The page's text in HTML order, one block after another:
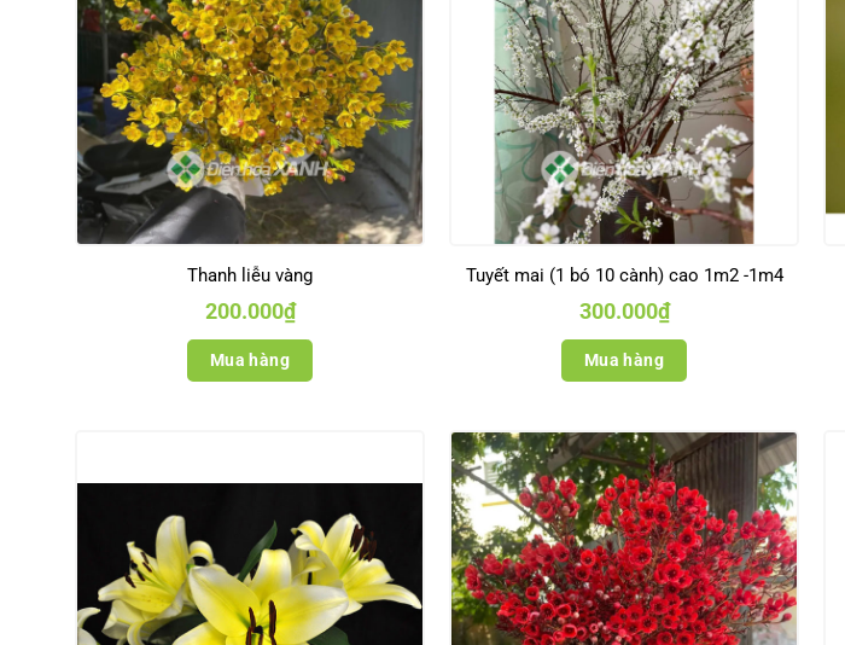
Thanh liễu vàng
200.000₫
Mua hàng
Tuyết mai (1 bó 10 cành) cao 1m2 -1m4
300.000₫
Mua hàng